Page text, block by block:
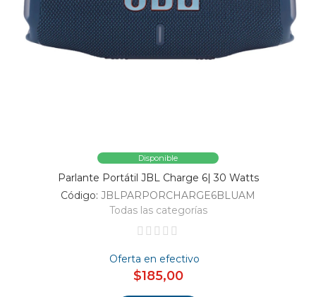
Disponible
Parlante Portátil JBL Charge 6| 30 Watts
Código: JBLPARPORCHARGE6BLUAM
Todas las categorías
Oferta en efectivo
$185,00